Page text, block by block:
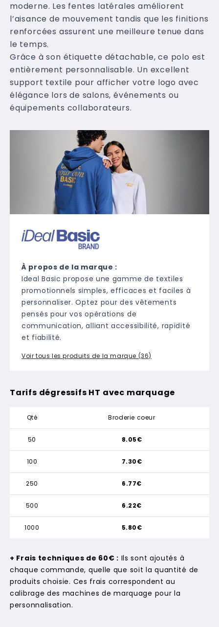
moderne. Les fentes latérales améliorent
l’aisance de mouvement tandis que les finitions
renforcées assurent une meilleure tenue dans
le temps.
Grâce à son étiquette détachable, ce polo est
entièrement personnalisable. Un excellent
support textile pour afficher votre logo avec
élégance lors de salons, événements ou
équipements collaborateurs.
À propos de la marque :
Ideal Basic propose une gamme de textiles
promotionnels simples, efficaces et faciles à
personnaliser. Optez pour des vêtements
pensés pour vos opérations de
communication, alliant accessibilité, rapidité
et fiabilité.
Voir tous les produits de la marque (36)
Tarifs dégressifs HT avec marquage
Qté Broderie coeur
50
100
250
500
1000
8.05€
7.30€
6.77€
6.22€
5.80€
+ Frais techniques de 60€ : Ils sont ajoutés à
chaque commande, quelle que soit la quantité de
produits choisie. Ces frais correspondent au
calibrage des machines de marquage pour la
personnalisation.